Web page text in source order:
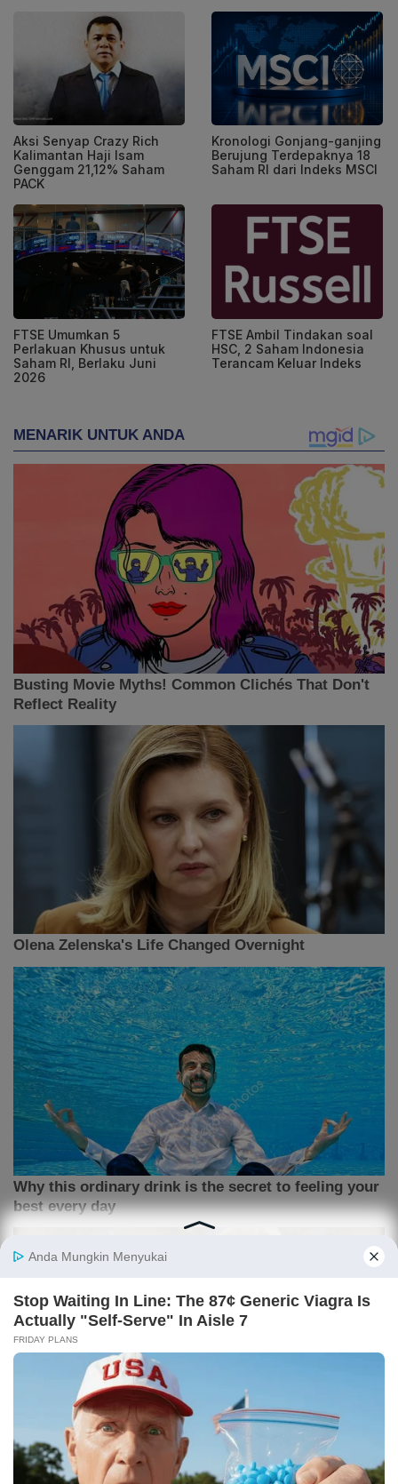
Aksi Senyap Crazy Rich
Kalimantan Haji Isam
Genggam 21,12% Saham
PACK
Kronologi Gonjang-ganjing
Berujung Terdepaknya 18
Saham RI dari Indeks MSCI
FTSE Umumkan 5
Perlakuan Khusus untuk
Saham RI, Berlaku Juni
2026
FTSE Ambil Tindakan soal
HSC, 2 Saham Indonesia
Terancam Keluar Indeks